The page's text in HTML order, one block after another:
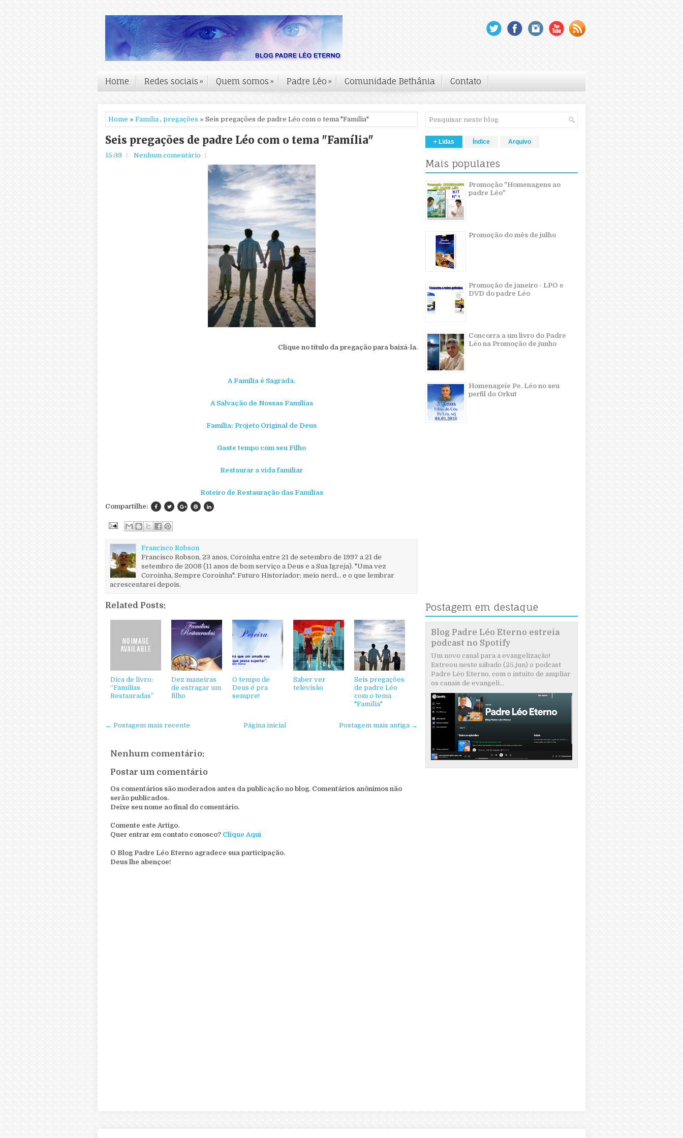
Home Redes sociais » Quem somos » Padre Léo » Comunidade Bethânia Contato
Home » Família , pregações » Seis pregações de padre Léo com o tema "Família"
Seis pregações de padre Léo com o tema "Família"
15:39 Nenhum comentário
Clique no título da pregação para baixá-la.
A Família é Sagrada.
A Salvação de Nossas Famílias
Família: Projeto Original de Deus
Gaste tempo com seu Filho
Restaurar a vida familiar
Roteiro de Restauração das Famílias
Compartilhe:
Francisco Robson
Francisco Robson, 23 anos, Coroinha entre 21 de setembro de 1997 a 21 de
setembro de 2008 (11 anos de bom serviço a Deus e a Sua Igreja). "Uma vez
Coroinha, Sempre Coroinha". Futuro Historiador; meio nerd... e o que lembrar
acrescentarei depois.
Related Posts:
Dica de livro:
“Famílias
Restauradas”
Dez maneiras
de estragar um
filho
O tempo de
Deus é pra
sempre!
Saber ver
televisão
Seis pregações
de padre Léo
com o tema
"Família"
← Postagem mais recente Postagem mais antiga →
Página inicial
Nenhum comentário:
Postar um comentário
Os comentários são moderados antes da publicação no blog. Comentários anônimos não
serão publicados.
Deixe seu nome ao final do comentário.
Comente este Artigo.
Quer entrar em contato conosco? Clique Aqui
O Blog Padre Léo Eterno agradece sua participação.
Deus lhe abençoe!
+ Lidas Índice Arquivo
Mais populares
Promoção "Homenagens ao
padre Léo"
Promoção do mês de julho
Promoção de janeiro - LPO e
DVD do padre Léo
Concorra a um livro do Padre
Léo na Promoção de junho
Homenageie Pe. Léo no seu
perfil do Orkut
Postagem em destaque
Blog Padre Léo Eterno estreia
podcast no Spotify
Um novo canal para a evangelização!
Estreou neste sábado (25.jun) o podcast
Padre Léo Eterno, com o intuito de ampliar
os canais de evangeli...